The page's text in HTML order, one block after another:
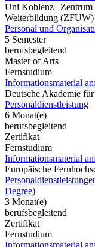
Uni Koblenz | Zentrum
Weiterbildung (ZFUW)
Personal und
5 Semester
berufsbegleitend
Master of Arts
Fernstudium
Informationsmaterial
Deutsche Akademie
Personaldienstleistung
6 Monat(e)
berufsbegleitend
Zertifikat
Fernstudium
Informationsmaterial
Europäische
Degree)
3 Monat(e)
berufsbegleitend
Zertifikat
Fernstudium
Informationsmaterial